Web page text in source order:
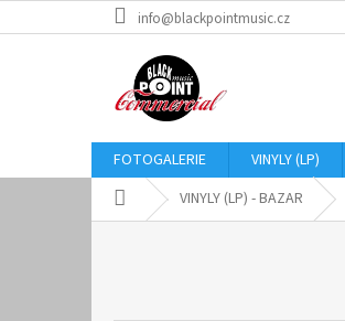
na
info@blackpointmusic.cz
FOTOGALERIE VINYLY (LP)
Domů VINYLY (LP) - BAZAR